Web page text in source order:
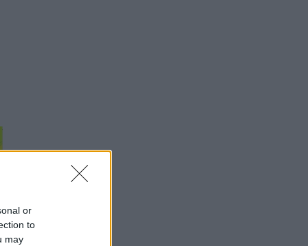
or
to
may